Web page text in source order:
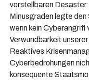
vorstellbaren
Minusgraden legte
wenn kein
Verwundbarkeit
Reaktives
Cyberbedrohungen
konsequente